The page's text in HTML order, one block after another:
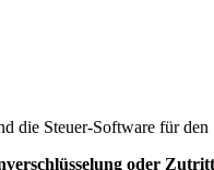
die Steuer-Software für
oder